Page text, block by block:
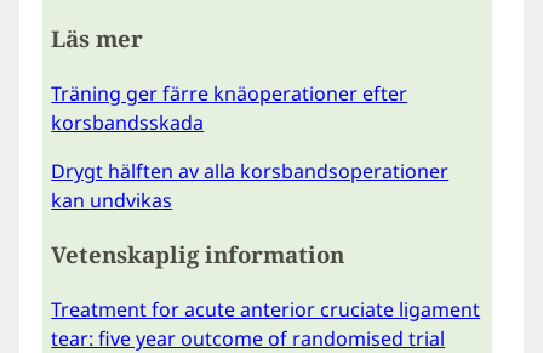
Läs mer
Träning ger färre knäoperationer efter
korsbandsskada
Drygt hälften av alla korsbandsoperationer
kan undvikas
Vetenskaplig information
Treatment for acute anterior cruciate ligament
tear: five year outcome of randomised trial